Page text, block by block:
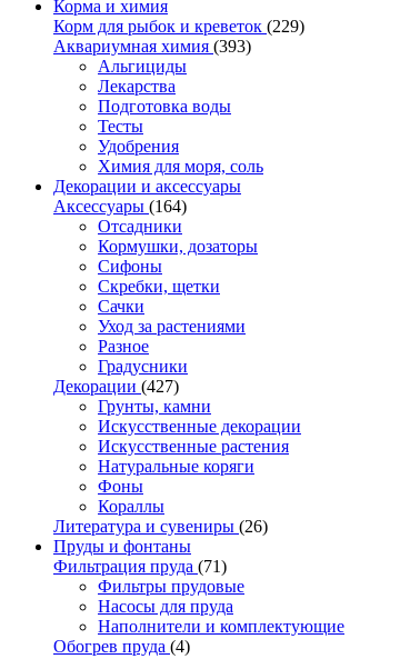
Корма и химия
Корм для рыбок и креветок (229)
Аквариумная химия (393)
Альгициды
Лекарства
Подготовка воды
Тесты
Удобрения
Химия для моря, соль
Декорации и аксессуары
Аксессуары (164)
Отсадники
Кормушки, дозаторы
Сифоны
Скребки, щетки
Сачки
Уход за растениями
Разное
Градусники
Декорации (427)
Грунты, камни
Искусственные декорации
Искусственные растения
Натуральные коряги
Фоны
Кораллы
Литература и сувениры (26)
Пруды и фонтаны
Фильтрация пруда (71)
Фильтры прудовые
Насосы для пруда
Наполнители и комплектующие
Обогрев пруда (4)